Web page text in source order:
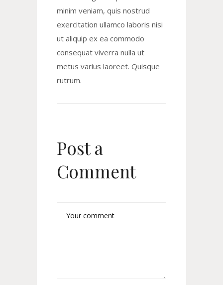
minim veniam, quis nostrud
exercitation ullamco laboris nisi
ut aliquip ex ea commodo
consequat viverra nulla ut
metus varius laoreet. Quisque
rutrum.
Post a
Comment